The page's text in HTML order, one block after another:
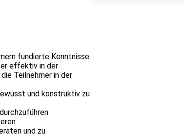
fundierte Kenntnisse
effektiv in der
Teilnehmer in der
und konstruktiv zu
und zu